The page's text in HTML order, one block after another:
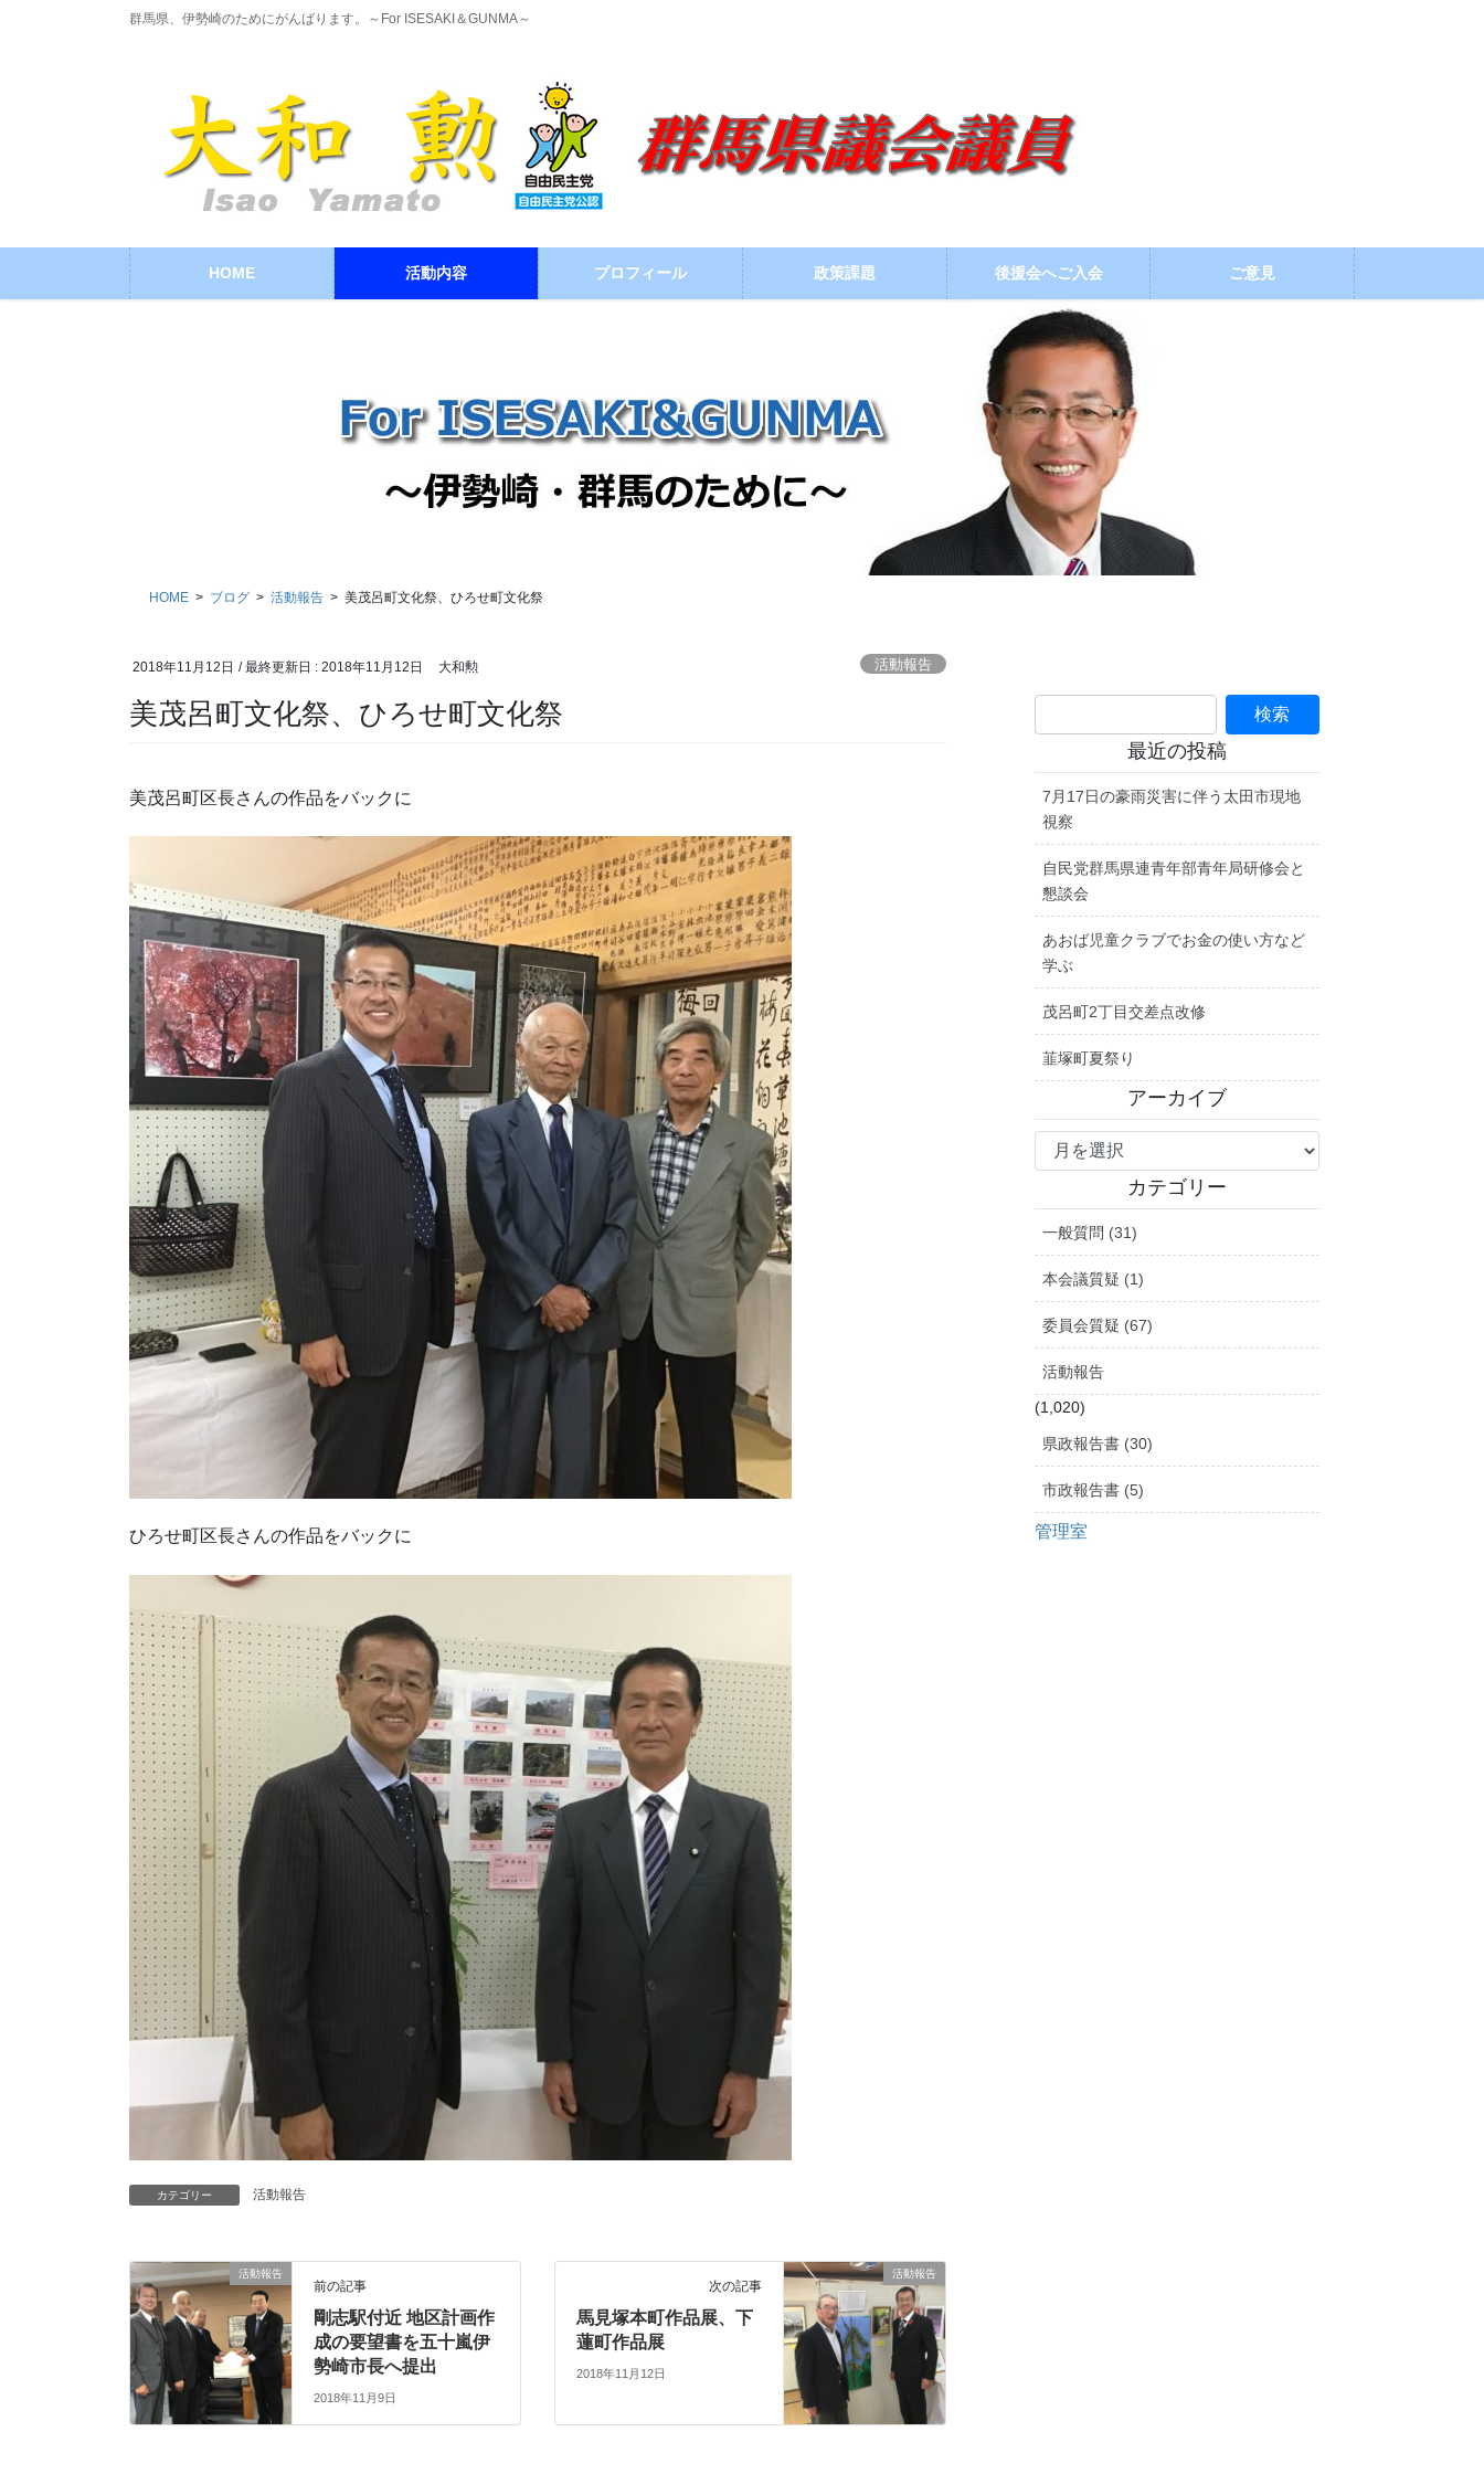
動
群馬県、伊勢崎のためにがんばります。～For ISESAKI＆GUNMA～
HOME 活動内容 プロフィール 政策課題 後援会へご入会 ご意見
ブログ
HOME ブログ 活動報告 美茂呂町文化祭、ひろせ町文化祭
2018年11月12日 / 最終更新日 : 2018年11月12日 大和勲 活動報告
美茂呂町文化祭、ひろせ町文化祭
美茂呂町区長さんの作品をバックに
ひろせ町区長さんの作品をバックに
カテゴリー 活動報告
活動報告
前の記事
剛志駅付近 地区計画作
成の要望書を五十嵐伊
勢崎市長へ提出
2018年11月9日
活動報告
次の記事
馬見塚本町作品展、下
蓮町作品展
2018年11月12日
最近の投稿
7月17日の豪雨災害に伴う太田市現地
視察
自民党群馬県連青年部青年局研修会と
懇談会
あおば児童クラブでお金の使い方など
学ぶ
茂呂町2丁目交差点改修
韮塚町夏祭り
アーカイブ
ア
イ
ブ
カテゴリー
一般質問 (31)
本会議質疑 (1)
委員会質疑 (67)
活動報告
(1,020)
県政報告書 (30)
市政報告書 (5)
管理室